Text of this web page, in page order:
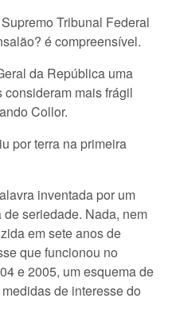
Tribunal Federal
é compreensível.
da República uma
mais frágil
Collor.
por terra na primeira
inventada por um
seriedade. Nada, nem
em sete anos de
que funcionou no
e 2005, um esquema de
de interesse do